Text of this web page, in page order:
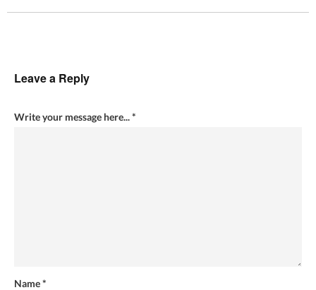
Leave a Reply
Write your message here...*
Name*